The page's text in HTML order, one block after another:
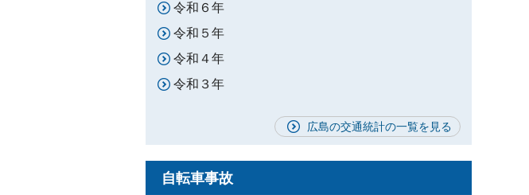
令和６年
令和５年
令和４年
令和３年
広島の交通統計の一覧を見る
自転車事故